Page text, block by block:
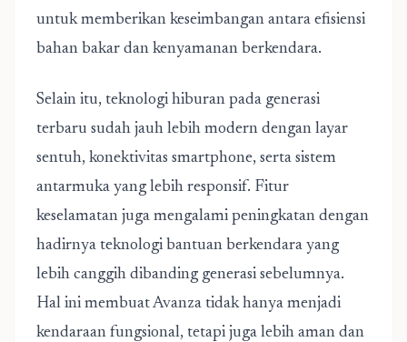
untuk memberikan keseimbangan antara efisiensi
bahan bakar dan kenyamanan berkendara.
Selain itu, teknologi hiburan pada generasi
terbaru sudah jauh lebih modern dengan layar
sentuh, konektivitas smartphone, serta sistem
antarmuka yang lebih responsif. Fitur
keselamatan juga mengalami peningkatan dengan
hadirnya teknologi bantuan berkendara yang
lebih canggih dibanding generasi sebelumnya.
Hal ini membuat Avanza tidak hanya menjadi
kendaraan fungsional, tetapi juga lebih aman dan